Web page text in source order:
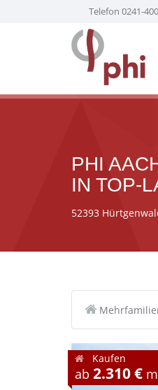
Telefon 0241-
PHI
IN TOP-
52393
Kaufen
ab 2.310 €